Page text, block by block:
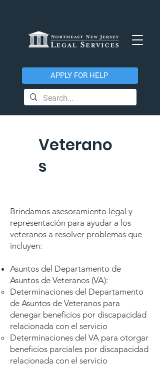
APPLY FOR HELP
Veterano
s
Brindamos asesoramiento legal y
representación para ayudar a los
veteranos a resolver problemas que
incluyen:
Asuntos del Departamento de
Asuntos de Veteranos (VA):
Determinaciones del Departamento
de Asuntos de Veteranos para
denegar beneficios por discapacidad
relacionada con el servicio
Determinaciones del VA para otorgar
beneficios parciales por discapacidad
relacionada con el servicio